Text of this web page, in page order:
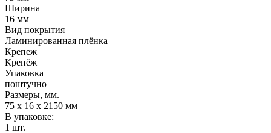
Ширина
16 мм
Вид покрытия
Ламинированная плёнка
Крепеж
Крепёж
Упаковка
поштучно
Размеры, мм.
75 х 16 х 2150 мм
В упаковке:
1 шт.